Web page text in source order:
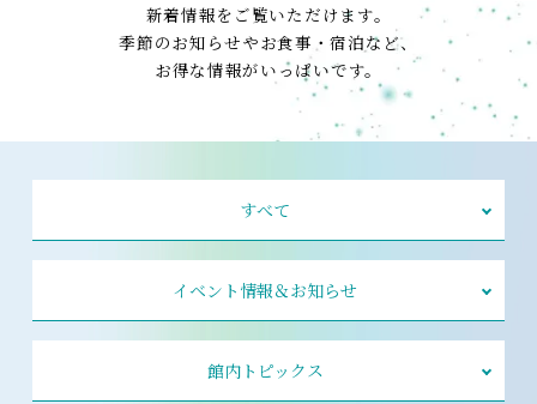
新着情報をご覧いただけます。
季節のお知らせやお食事・宿泊など、
お得な情報がいっぱいです。
すべて
イベント情報＆お知らせ
館内トピックス